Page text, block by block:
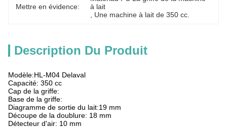
Mettre en évidence:
à lait
Une machine à lait de 350 cc.
Description Du Produit
Modèle:HL-M04 Delaval
Capacité: 350 cc
Cap de la griffe:
Base de la griffe:
Diagramme de sortie du lait:19 mm
Découpe de la doublure: 18 mm
Détecteur d'air: 10 mm